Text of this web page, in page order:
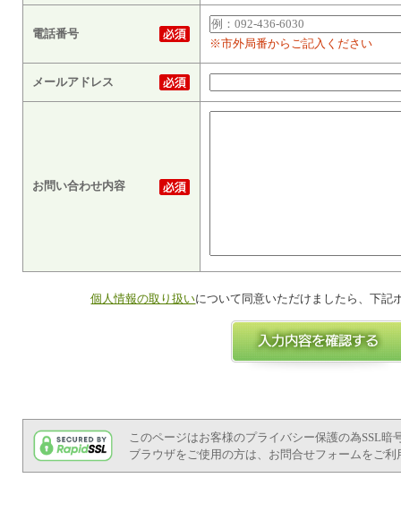
電話番号
※市外局番からご記入ください
メールアドレス
お問い合わせ内容
個人情報の取り扱いについて同意いただけましたら、下記
このページはお客様のプライバシー保護の為SSL暗
ブラウザをご使用の方は、お問合せフォームをご